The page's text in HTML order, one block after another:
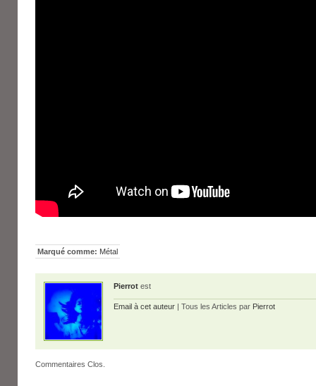
Marqué comme: Métal
Pierrot est
Email à cet auteur | Tous les Articles par Pierrot
Commentaires Clos.